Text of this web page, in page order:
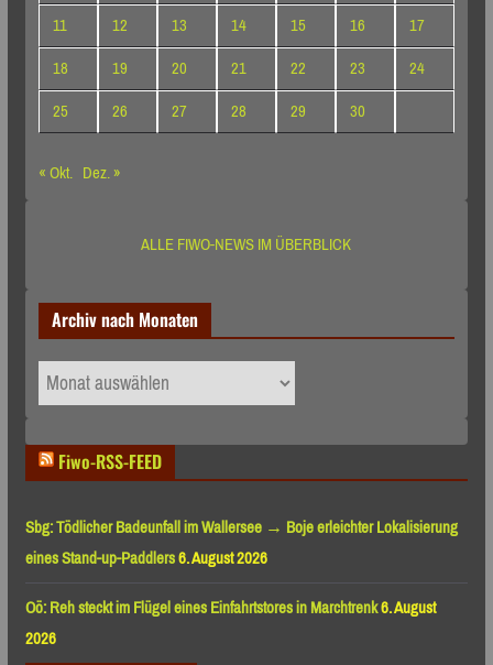
11
12 13 14 15 16
17
18
19 20 21 22 23
24
25
26 27 28 29
30
« Okt. Dez. »
ALLE FIWO-NEWS IM ÜBERBLICK
Archiv nach Monaten
Archiv
nach
Fiwo-RSS-FEED
Sbg: Tödlicher Badeunfall im Wallersee → Boje erleichter Lokalisierung
eines Stand-up-Paddlers6. August 2026
Oö: Reh steckt im Flügel eines Einfahrtstores in Marchtrenk6. August
2026